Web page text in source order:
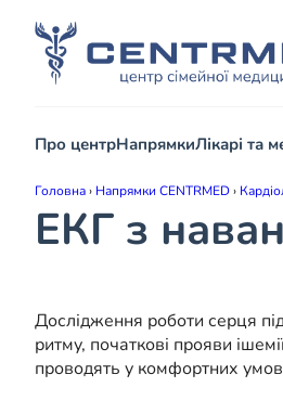
Про центрНапрямкиЛікарі та
Головна› Напрямки CENTRMED›
ЕКГ з
Дослідження роботи серця
ритму, початкові прояви
проводять у комфортних